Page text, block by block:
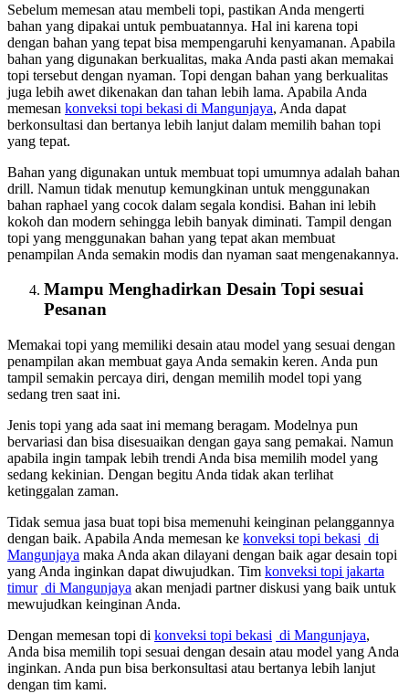
Sebelum memesan atau membeli topi, pastikan Anda mengerti
bahan yang dipakai untuk pembuatannya. Hal ini karena topi
dengan bahan yang tepat bisa mempengaruhi kenyamanan. Apabila
bahan yang digunakan berkualitas, maka Anda pasti akan memakai
topi tersebut dengan nyaman. Topi dengan bahan yang berkualitas
juga lebih awet dikenakan dan tahan lebih lama. Apabila Anda
memesan konveksi topi bekasi di Mangunjaya, Anda dapat
berkonsultasi dan bertanya lebih lanjut dalam memilih bahan topi
yang tepat.
Bahan yang digunakan untuk membuat topi umumnya adalah bahan
drill. Namun tidak menutup kemungkinan untuk menggunakan
bahan raphael yang cocok dalam segala kondisi. Bahan ini lebih
kokoh dan modern sehingga lebih banyak diminati. Tampil dengan
topi yang menggunakan bahan yang tepat akan membuat
penampilan Anda semakin modis dan nyaman saat mengenakannya.
Mampu Menghadirkan Desain Topi sesuai
Pesanan
Memakai topi yang memiliki desain atau model yang sesuai dengan
penampilan akan membuat gaya Anda semakin keren. Anda pun
tampil semakin percaya diri, dengan memilih model topi yang
sedang tren saat ini.
Jenis topi yang ada saat ini memang beragam. Modelnya pun
bervariasi dan bisa disesuaikan dengan gaya sang pemakai. Namun
apabila ingin tampak lebih trendi Anda bisa memilih model yang
sedang kekinian. Dengan begitu Anda tidak akan terlihat
ketinggalan zaman.
Tidak semua jasa buat topi bisa memenuhi keinginan pelanggannya
dengan baik. Apabila Anda memesan ke konveksi topi bekasi di
Mangunjaya maka Anda akan dilayani dengan baik agar desain topi
yang Anda inginkan dapat diwujudkan. Tim konveksi topi jakarta
timur di Mangunjaya akan menjadi partner diskusi yang baik untuk
mewujudkan keinginan Anda.
Dengan memesan topi di konveksi topi bekasi di Mangunjaya,
Anda bisa memilih topi sesuai dengan desain atau model yang Anda
inginkan. Anda pun bisa berkonsultasi atau bertanya lebih lanjut
dengan tim kami.